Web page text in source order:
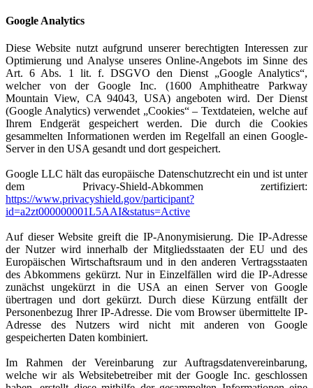
Google Analytics
Diese Website nutzt aufgrund unserer berechtigten Interessen zur
Optimierung und Analyse unseres Online-Angebots im Sinne des
Art. 6 Abs. 1 lit. f. DSGVO den Dienst „Google Analytics“,
welcher von der Google Inc. (1600 Amphitheatre Parkway
Mountain View, CA 94043, USA) angeboten wird. Der Dienst
(Google Analytics) verwendet „Cookies“ – Textdateien, welche auf
Ihrem Endgerät gespeichert werden. Die durch die Cookies
gesammelten Informationen werden im Regelfall an einen Google-
Server in den USA gesandt und dort gespeichert.
Google LLC hält das europäische Datenschutzrecht ein und ist unter
dem Privacy-Shield-Abkommen zertifiziert:
https://www.privacyshield.gov/participant?
id=a2zt000000001L5AAI&status=Active
Auf dieser Website greift die IP-Anonymisierung. Die IP-Adresse
der Nutzer wird innerhalb der Mitgliedsstaaten der EU und des
Europäischen Wirtschaftsraum und in den anderen Vertragsstaaten
des Abkommens gekürzt. Nur in Einzelfällen wird die IP-Adresse
zunächst ungekürzt in die USA an einen Server von Google
übertragen und dort gekürzt. Durch diese Kürzung entfällt der
Personenbezug Ihrer IP-Adresse. Die vom Browser übermittelte IP-
Adresse des Nutzers wird nicht mit anderen von Google
gespeicherten Daten kombiniert.
Im Rahmen der Vereinbarung zur Auftragsdatenvereinbarung,
welche wir als Websitebetreiber mit der Google Inc. geschlossen